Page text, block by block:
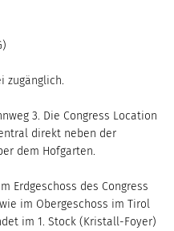
zugänglich.
3. Die Congress Location
direkt neben der
dem Hofgarten.
Erdgeschoss des Congress
im Obergeschoss im Tirol
im 1. Stock (Kristall-Foyer)